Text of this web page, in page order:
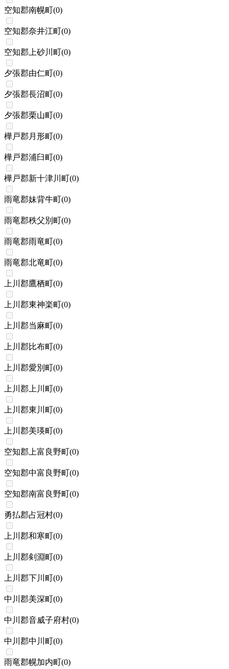
空知郡南幌町(0)
空知郡奈井江町(0)
空知郡上砂川町(0)
夕張郡由仁町(0)
夕張郡長沼町(0)
夕張郡栗山町(0)
樺戸郡月形町(0)
樺戸郡浦臼町(0)
樺戸郡新十津川町(0)
雨竜郡妹背牛町(0)
雨竜郡秩父別町(0)
雨竜郡雨竜町(0)
雨竜郡北竜町(0)
上川郡鷹栖町(0)
上川郡東神楽町(0)
上川郡当麻町(0)
上川郡比布町(0)
上川郡愛別町(0)
上川郡上川町(0)
上川郡東川町(0)
上川郡美瑛町(0)
空知郡上富良野町(0)
空知郡中富良野町(0)
空知郡南富良野町(0)
勇払郡占冠村(0)
上川郡和寒町(0)
上川郡剣淵町(0)
上川郡下川町(0)
中川郡美深町(0)
中川郡音威子府村(0)
中川郡中川町(0)
雨竜郡幌加内町(0)